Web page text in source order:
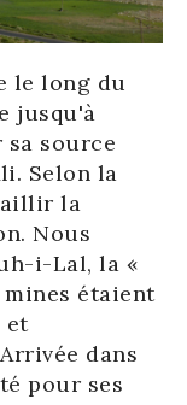
le long du
jusqu'à
sa source
Selon la
la
Nous
i-Lal, la «
étaient
et
dans
pour ses